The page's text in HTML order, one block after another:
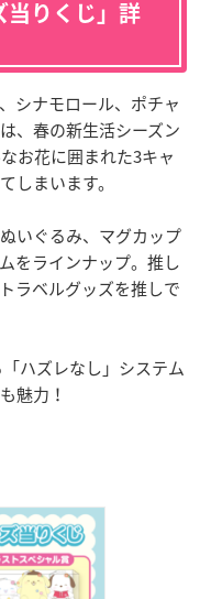
当りくじ」詳
シナモロール、ポチャ
、春の新生活シーズン
お花に囲まれた3キャ
しまいます。
いぐるみ、マグカップ
をラインナップ。推し
ラベルグッズを推しで
ハズレなし」システム
魅力！